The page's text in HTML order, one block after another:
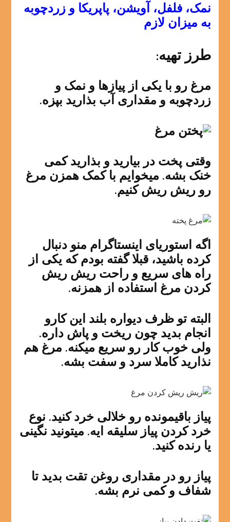
نمک، فلفل، آویشن، پاپریکا و زردچوبه
به میزان لازم
طرز تهیه:
مرغ رو با یکی از پیازها و نمک و
زردچوبه و مقداری آب بذارید بپزه.
وقتی پخت در بیارید و بذارید کمی
خنک بشه. میخوایم با کمک همزن مرغ
رو ریش ریش کنیم.
اگه استوریای اینستاگرام منو دنبال
کرده باشید، قبلا گفته بودم که یکی از
راه های سریع و راحت ریش ریش
کردن مرغ استفاده از همزنه.
البته تو ظرف دیواره بلند این کارو
انجام بدید چون ریخت و پاش داره.
ولی خوب کار رو سریع میکنه. مرغ هم
نذارید کاملا سرد و سفت بشه.
پیاز باقیمونده رو خلالی خرد کنید. نوع
خرد کردن پیاز سلیقه ایه. میتونید نگینی
یا رنده کنید.
پیاز رو در مقداری روغن تقت بدید تا
شفاف و کمی نرم بشه.